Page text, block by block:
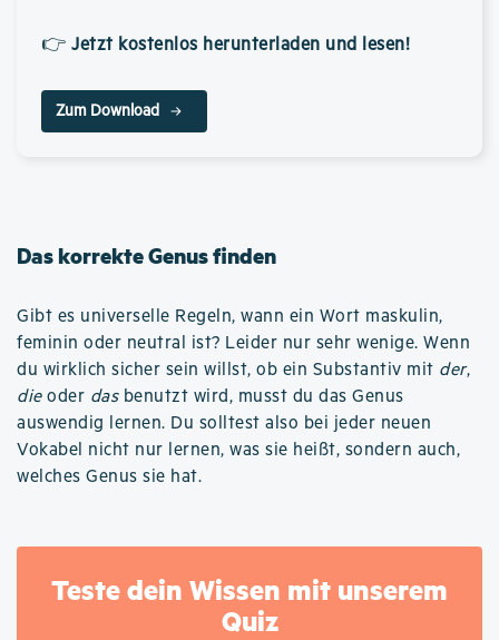
👉 Jetzt kostenlos herunterladen und lesen!
Zum Download
Das korrekte Genus finden
Gibt es universelle Regeln, wann ein Wort maskulin,
feminin oder neutral ist? Leider nur sehr wenige. Wenn
du wirklich sicher sein willst, ob ein Substantiv mit der,
dieoder dasbenutzt wird, musst du das Genus
auswendig lernen. Du solltest also bei jeder neuen
Vokabel nicht nur lernen, was sie heißt, sondern auch,
welches Genus sie hat.
Teste dein Wissen mit unserem
Quiz